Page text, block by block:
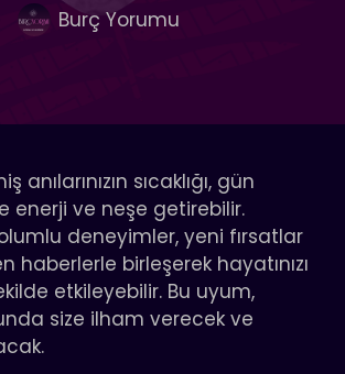
Burç Yorumu
anılarınızın sıcaklığı, gün
enerji ve neşe getirebilir.
deneyimler, yeni fırsatlar
haberlerle birleşerek hayatınızı
etkileyebilir. Bu uyum,
size ilham verecek ve